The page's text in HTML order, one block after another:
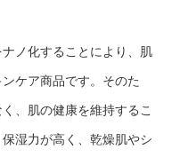
ノ化することにより、肌
ケア商品です。そのた
、肌の健康を維持するこ
湿力が高く、乾燥肌やシ